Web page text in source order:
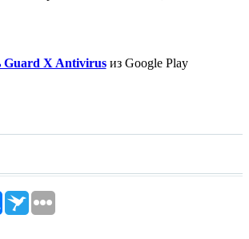
Guard X Antivirusиз Google Play